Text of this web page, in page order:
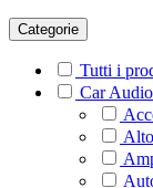
Categorie
Tutti i
Car Audio